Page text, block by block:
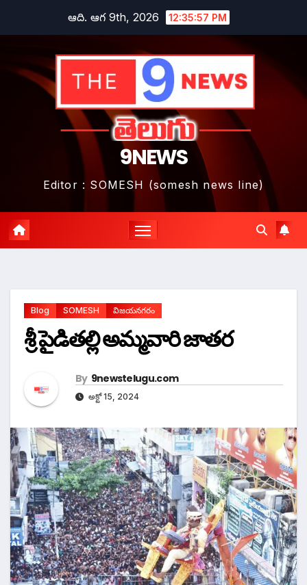
ఆది. ఆగ 9th, 2026 12:35:59 PM
9NEWS
Editor : SOMESH (somesh news line)
Blog SOMESH విజయనగరం
శ్రీ పైడితల్లి అమ్మవారి జాతర
By 9newstelugu.com
అక్టో 15, 2024